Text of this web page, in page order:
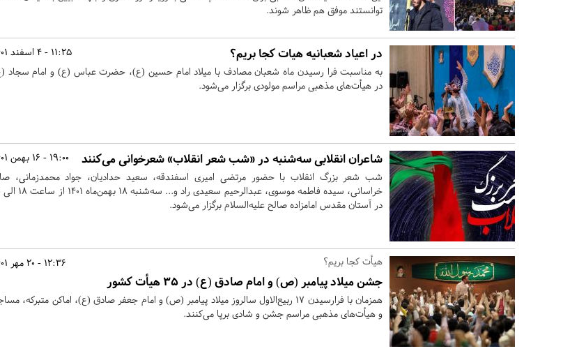
توانستند موفق هم ظاهر شوند.
11:25 - 4 اسفند 1401 در اعیاد شعبانیه هیات کجا بریم؟
به مناسبت فرا رسیدن ماه شعبان مصادف با میلاد امام حسین (ع)، حضرت عباس (ع) و امام سجاد
در هیأت‌های مذهبی مراسم مولودی برگزار می‌شود.
19:00 - 16 بهمن 1401 شاعران انقلابی سه‌شنبه در «شب شعر انقلاب» شعرخوانی می‌کنند
شب شعر بزرگ انقلاب با حضور مرتضی امیری اسفندقه، سعید حدادیان، جواد محمدزمانی،
در آستان مقدس امامزاده صالح علیه‌السلام برگزار می‌شود.
12:36 - 20 مهر 1401 هیأت کجا بریم؟
جشن میلاد پیامبر (ص) و امام صادق (ع) در 35 هیأت کشور
همزمان با فرارسیدن ۱۷ ربیع‌الاول سالروز میلاد پیامبر (ص) و امام جعفر صادق (ع)، اماکن متبرکه،
و هیأت‌های مذهبی مراسم جشن و شادی برپا می‌کنند.